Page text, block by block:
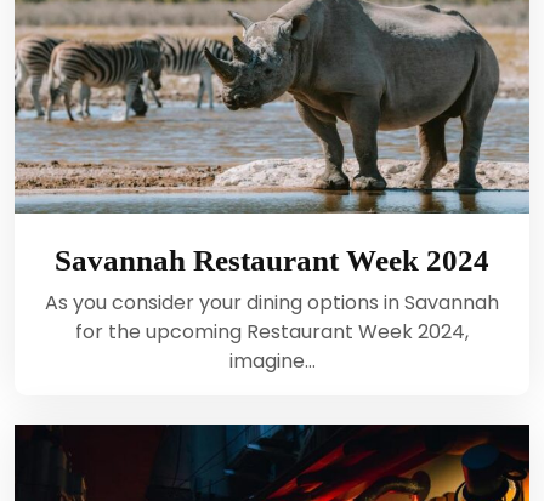
Savannah Restaurant Week 2024
As you consider your dining options in Savannah
for the upcoming Restaurant Week 2024,
imagine…